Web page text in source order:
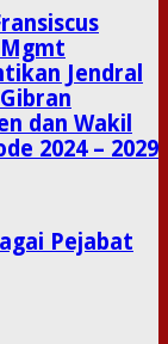
Mgmt
Jendral
dan Wakil
2024 – 2029
Pejabat